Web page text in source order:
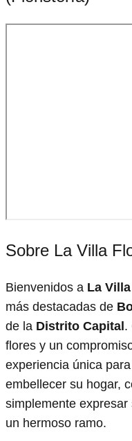
Sobre La Villa
Bienvenidos a La
más destacadas de
de la Distrito Capital.
flores y un
experiencia única
embellecer su hogar,
simplemente
un hermoso ramo.